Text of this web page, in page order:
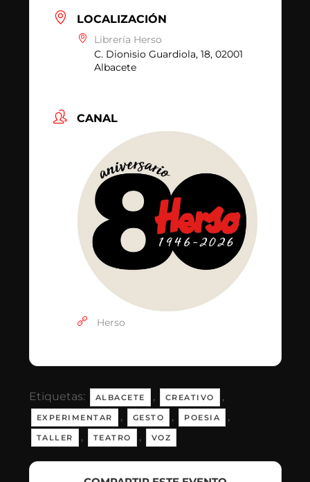
LOCALIZACIÓN
Librería Herso
C. Dionisio Guardiola, 18, 02001
Albacete
CANAL
Herso
Etiquetas: ALBACETE , CREATIVO ,
EXPERIMENTAR , GESTO , POESIA ,
TALLER , TEATRO , VOZ